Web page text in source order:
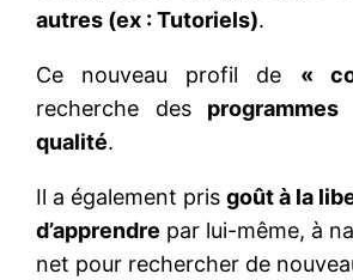
autres (ex : Tutoriels).
Ce nouveau profil de «
recherche des
qualité.
Il a également prisgoût à la
d’apprendre par lui-même, à
net pour rechercher de